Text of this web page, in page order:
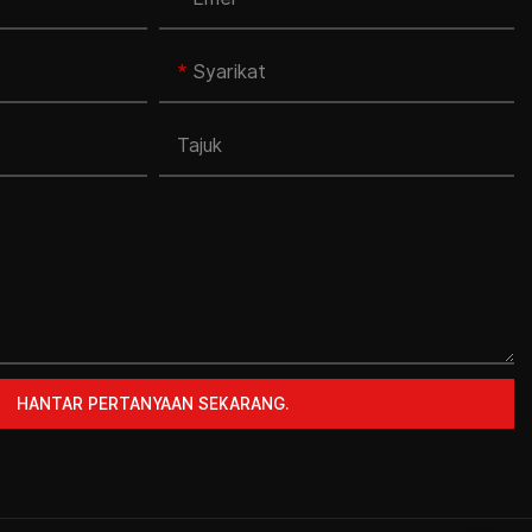
Syarikat
Tajuk
HANTAR PERTANYAAN SEKARANG.